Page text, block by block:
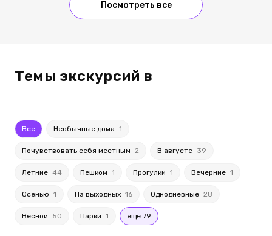
Посмотреть все
Темы экскурсий в
Все Необычные дома 1
Почувствовать себя местным 2 В августе 39
Летние 44 Пешком 1 Прогулки 1 Вечерние 1
Осенью 1 На выходных 16 Однодневные 28
Весной 50 Парки 1 еще 79